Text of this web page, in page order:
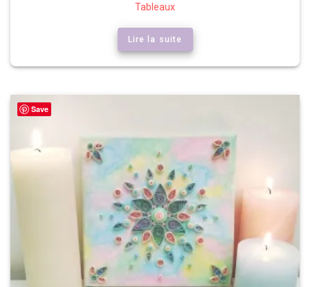
Tableaux
Lire la suite
Save